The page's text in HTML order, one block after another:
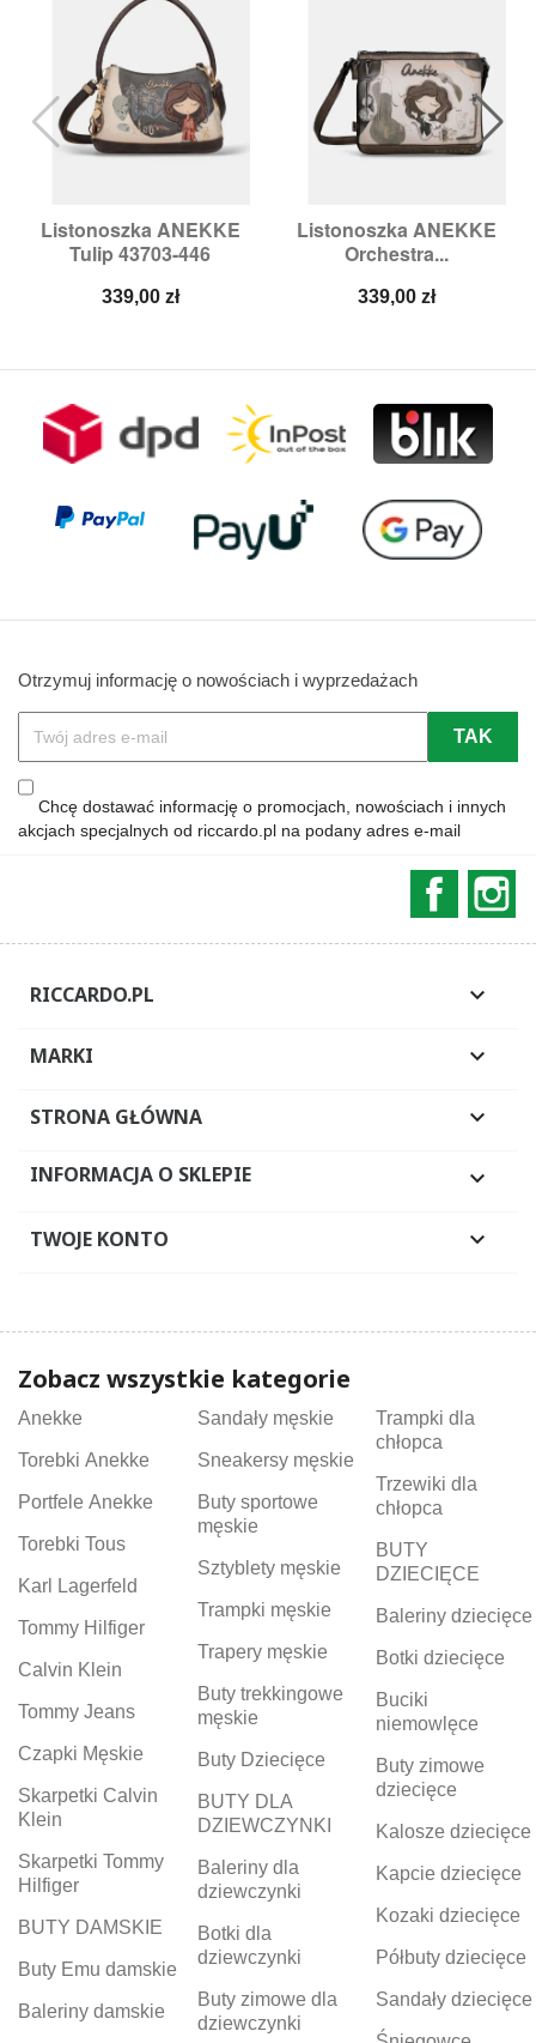
Listonoszka ANEKKE
Tulip 43703-446
Cena
339,00 zł
Listonoszka ANEKKE
Orchestra...
Cena
339,00 zł
Otrzymuj informację o nowościach i wyprzedażach
Chcę dostawać informację o promocjach, nowościach i innych
akcjach specjalnych od riccardo.pl na podany adres e-mail
RICCARDO.PL 
MARKI 
STRONA GŁÓWNA 
INFORMACJA O SKLEPIE 
TWOJE KONTO 
Zobacz wszystkie kategorie
Anekke
Torebki Anekke
Portfele Anekke
Torebki Tous
Karl Lagerfeld
Tommy Hilfiger
Calvin Klein
Tommy Jeans
Czapki Męskie
Skarpetki Calvin
Klein
Skarpetki Tommy
Hilfiger
BUTY DAMSKIE
Buty Emu damskie
Baleriny damskie
Sandały męskie
Sneakersy męskie
Buty sportowe
męskie
Sztyblety męskie
Trampki męskie
Trapery męskie
Buty trekkingowe
męskie
Buty Dziecięce
BUTY DLA
DZIEWCZYNKI
Baleriny dla
dziewczynki
Botki dla
dziewczynki
Buty zimowe dla
dziewczynki
Trampki dla
chłopca
Trzewiki dla
chłopca
BUTY
DZIECIĘCE
Baleriny dziecięce
Botki dziecięce
Buciki
niemowlęce
Buty zimowe
dziecięce
Kalosze dziecięce
Kapcie dziecięce
Kozaki dziecięce
Półbuty dziecięce
Sandały dziecięce